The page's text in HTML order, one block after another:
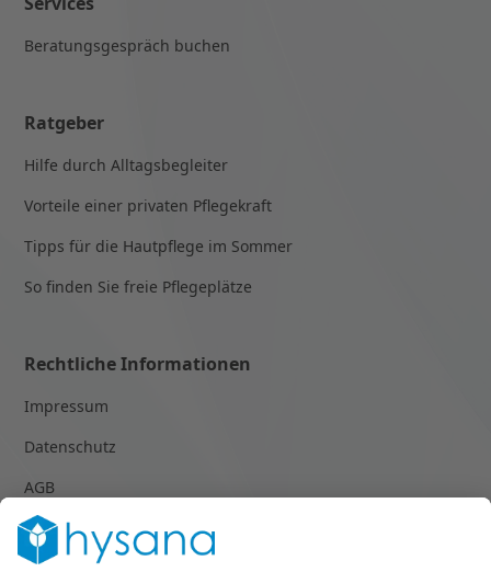
Beratungsgespräch buchen
Ratgeber
Hilfe durch Alltagsbegleiter
Vorteile einer privaten Pflegekraft
Tipps für die Hautpflege im Sommer
So finden Sie freie Pflegeplätze
Rechtliche Informationen
Impressum
Datenschutz
AGB